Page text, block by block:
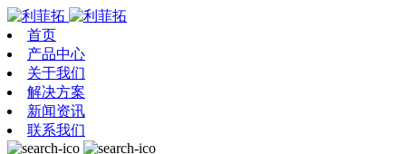
首页
产品中心
关于我们
解决方案
新闻资讯
联系我们